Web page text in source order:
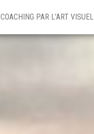
COACHING PAR L’ART VISUEL